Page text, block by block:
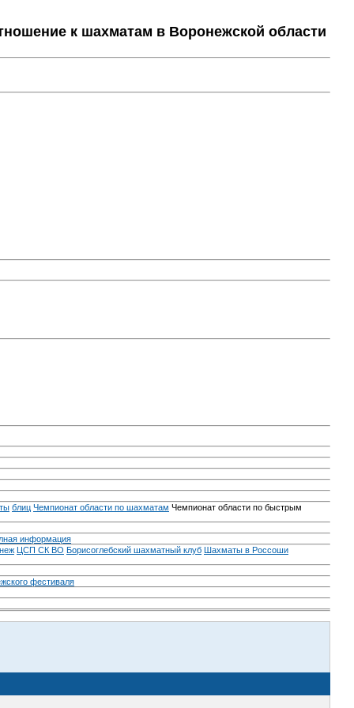
к шахматам в Воронежской области
блиц Чемпионат области по шахматам Чемпионат области по быстрым
информация
ЦСП СК ВО Борисоглебский шахматный клуб Шахматы в Россоши
фестиваля